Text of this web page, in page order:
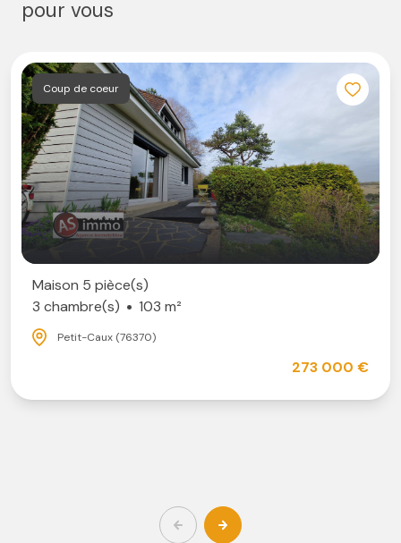
pour vous
Coup de coeur
Maison 5 pièce(s)
3 chambre(s)
103 m²
Petit-Caux (76370)
273 000 €